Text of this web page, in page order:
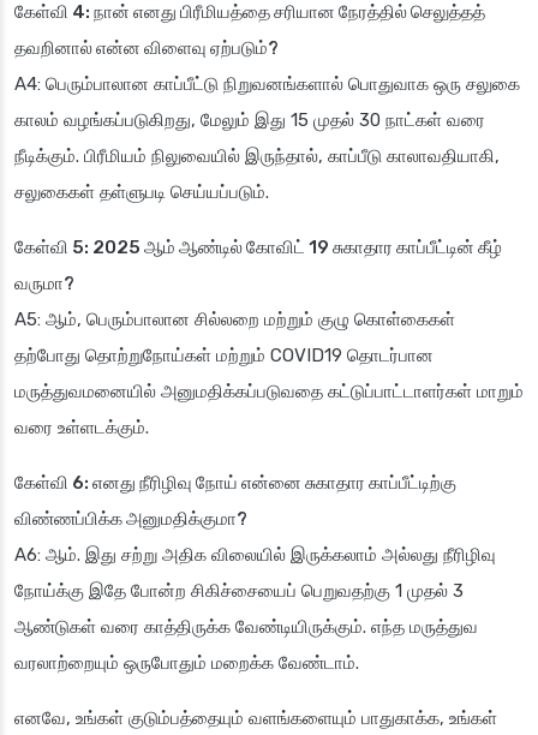
கேள்வி 4: நான் எனது பிரீமியத்தை சரியான நேரத்தில் செலுத்தத்
தவறினால் என்ன விளைவு ஏற்படும்?
A4: பெரும்பாலான காப்பீட்டு நிறுவனங்களால் பொதுவாக ஒரு சலுகை
காலம் வழங்கப்படுகிறது, மேலும் இது 15 முதல் 30 நாட்கள் வரை
நீடிக்கும். பிரீமியம் நிலுவையில் இருந்தால், காப்பீடு காலாவதியாகி,
சலுகைகள் தள்ளுபடி செய்யப்படும்.
கேள்வி 5: 2025 ஆம் ஆண்டில் கோவிட் 19 சுகாதார காப்பீட்டின் கீழ்
வருமா?
A5: ஆம், பெரும்பாலான சில்லறை மற்றும் குழு கொள்கைகள்
தற்போது தொற்றுநோய்கள் மற்றும் COVID19 தொடர்பான
மருத்துவமனையில் அனுமதிக்கப்படுவதை கட்டுப்பாட்டாளர்கள் மாறும்
வரை உள்ளடக்கும்.
கேள்வி 6: எனது நீரிழிவு நோய் என்னை சுகாதார காப்பீட்டிற்கு
விண்ணப்பிக்க அனுமதிக்குமா?
A6: ஆம். இது சற்று அதிக விலையில் இருக்கலாம் அல்லது நீரிழிவு
நோய்க்கு இதே போன்ற சிகிச்சையைப் பெறுவதற்கு 1 முதல் 3
ஆண்டுகள் வரை காத்திருக்க வேண்டியிருக்கும். எந்த மருத்துவ
வரலாற்றையும் ஒருபோதும் மறைக்க வேண்டாம்.
எனவே, உங்கள் குடும்பத்தையும் வளங்களையும் பாதுகாக்க, உங்கள்